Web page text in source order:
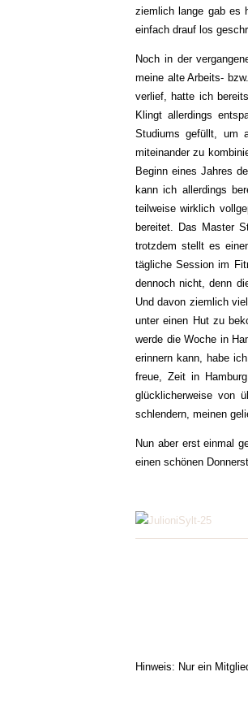
ziemlich lange gab es
einfach drauf los
Noch in der
meine alte Arbeits-
verlief, hatte ich
Klingt allerdings
Studiums gefüllt, um
miteinander zu
Beginn eines Jahres
kann ich allerdings
teilweise wirklich
bereitet. Das Master
trotzdem stellt es
tägliche Session im
dennoch nicht, denn
Und davon ziemlich
unter einen Hut zu
werde die Woche in
erinnern kann, habe
freue, Zeit in
glücklicherweise von
schlendern, meinen
Nun aber erst einmal
einen schönen
Hinweis: Nur ein